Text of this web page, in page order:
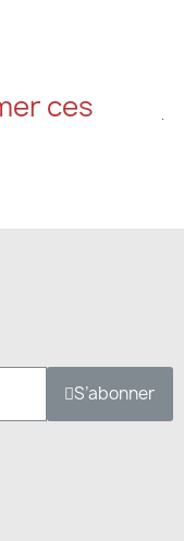
ces
S’abonner